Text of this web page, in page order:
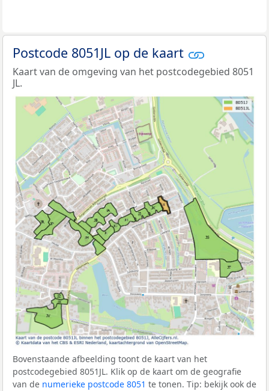
Postcode 8051JL op de kaart
Kaart van de omgeving van het postcodegebied 8051
JL.
Bovenstaande afbeelding toont de kaart van het
postcodegebied 8051JL. Klik op de kaart om de geografie
van de numerieke postcode 8051 te tonen. Tip: bekijk ook de